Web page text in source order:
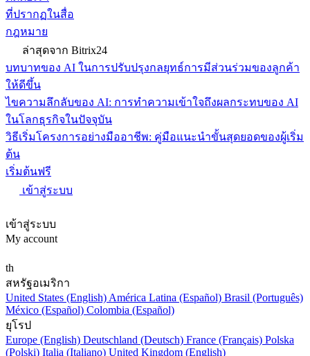
ที่ปรากฏในสื่อ
กฎหมาย
ล่าสุดจาก Bitrix24
บทบาทของ AI ในการปรับปรุงกลยุทธ์การมีส่วนร่วมของลูกค้า
ให้ดีขึ้น
ไขความลึกลับของ AI: การทำความเข้าใจถึงผลกระทบของ AI
ในโลกธุรกิจในปัจจุบัน
วิธีเริ่มโครงการอย่างมืออาชีพ: คู่มือแนะนำขั้นสุดยอดของผู้เริ่ม
ต้น
เริ่มต้นฟรี
เข้าสู่ระบบ
เข้าสู่ระบบ
My account
th
สหรัฐอเมริกา
United States (English) América Latina (Español) Brasil (Português)
México (Español) Colombia (Español)
ยุโรป
Europe (English) Deutschland (Deutsch) France (Français) Polska
(Polski) Italia (Italiano) United Kingdom (English)